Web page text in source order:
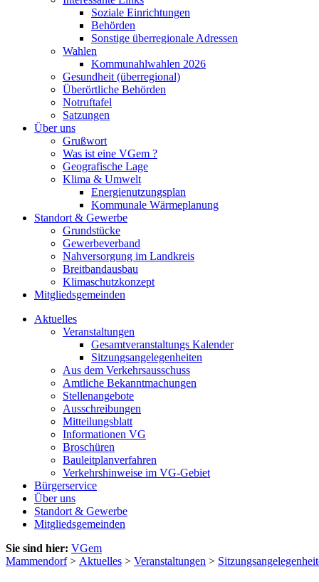
Soziale Einrichtungen
Behörden
Sonstige überregionale Adressen
Wahlen
Kommunahlwahlen 2026
Gesundheit (überregional)
Überörtliche Behörden
Notruftafel
Satzungen
Über uns
Grußwort
Was ist eine VGem ?
Geografische Lage
Klima & Umwelt
Energienutzungsplan
Kommunale Wärmeplanung
Standort & Gewerbe
Grundstücke
Gewerbeverband
Nahversorgung im Landkreis
Breitbandausbau
Klimaschutzkonzept
Mitgliedsgemeinden
Aktuelles
Veranstaltungen
Gesamtveranstaltungs Kalender
Sitzungsangelegenheiten
Aus dem Verkehrsausschuss
Amtliche Bekanntmachungen
Stellenangebote
Ausschreibungen
Mitteilungsblatt
Informationen VG
Broschüren
Bauleitplanverfahren
Verkehrshinweise im VG-Gebiet
Bürgerservice
Über uns
Standort & Gewerbe
Mitgliedsgemeinden
Sie sind hier: VGem
Mammendorf> Aktuelles > Veranstaltungen >